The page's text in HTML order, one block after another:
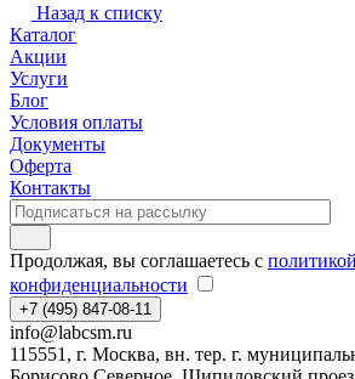
Назад к списку
Каталог
Акции
Услуги
Блог
Условия оплаты
Документы
Оферта
Контакты
Продолжая, вы соглашаетесь с политикой
конфиденциальности
+7 (495) 847-08-11
info@labcsm.ru
115551, г. Москва, вн. тер. г.